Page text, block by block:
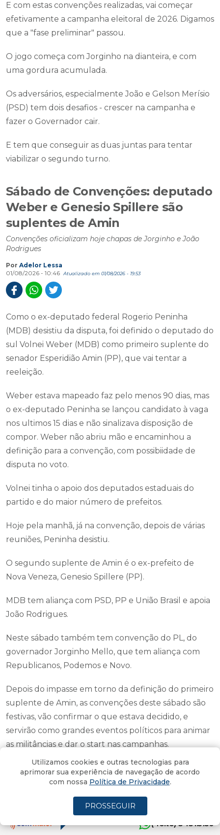
E com estas convenções realizadas, vai começar
efetivamente a campanha eleitoral de 2026. Digamos
que a "fase preliminar" passou.
O jogo começa com Jorginho na dianteira, e com
uma gordura acumulada.
Os adversários, especialmente João e Gelson Merísio
(PSD) tem dois desafios - crescer na campanha e
fazer o Governador cair.
E tem que conseguir as duas juntas para tentar
viabilizar o segundo turno.
Sábado de Convenções: deputado
Weber e Genesio Spillere são
suplentes de Amin
Convenções oficializam hoje chapas de Jorginho e João
Rodrigues
Por Adelor Lessa
01/08/2026 - 10:46
Atualizado em 01/08/2026 - 19:53
Como o ex-deputado federal Rogerio Peninha
(MDB) desistiu da disputa, foi definido o deputado do
sul Volnei Weber (MDB) como primeiro suplente do
senador Esperidião Amin (PP), que vai tentar a
reeleição.
Weber estava mapeado faz pelo menos 90 dias, mas
o ex-deputado Peninha se lançou candidato à vaga
nos ultimos 15 dias e não sinalizava disposição de
compor. Weber não abriu mão e encaminhou a
definição para a convenção, com possibiidade de
disputa no voto.
Volnei tinha o apoio dos deputados estaduais do
partido e do maior número de prefeitos.
Hoje pela manhã, já na convenção, depois de várias
reuniões, Peninha desistiu.
O segundo suplente de Amin é o ex-prefeito de
Nova Veneza, Genesio Spillere (PP).
MDB tem aliança com PSD, PP e União Brasil e apoia
João Rodrigues.
Neste sábado também tem convenção do PL, do
governador Jorginho Mello, que tem aliança com
Republicanos, Podemos e Novo.
Depois do impasse em torno da definição do primeiro
suplente de Amin, as convenções deste sábado são
festivas, vão confirmar o que estava decidido, e
servirão como grandes eventos políticos para animar
as militâncias e dar o start nas campanhas.
A convenção do "time" de João Rodrigues (PSD),
candidato de oposição ao governo, acontece na
Assembléia Legislativa.
candidato à reeleição, acontece na Arena Opus, em
(4oito) 3431.5150
Utilizamos cookies e outras tecnologias para
aprimorar sua experiência de navegação de acordo
com nossa Política de Privacidade.
PROSSEGUIR